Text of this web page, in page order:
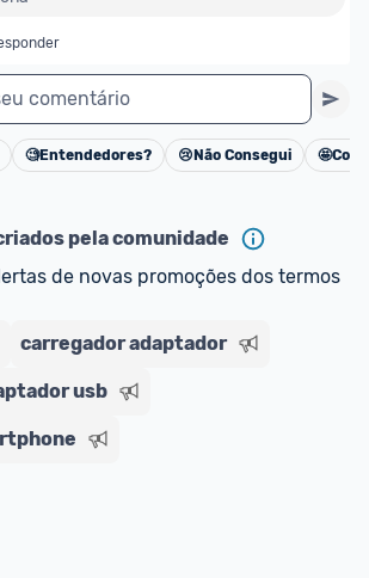
Platinum.
você sempre pode contar ajuda da
tirar dúvidas ou acionar os
marcando @admin em um
comentário
Cancelar
🧐Entendedores? 😢 Não Consegui 🤩
pela comunidade
de novas promoções dos termos
carregador adaptador
usb